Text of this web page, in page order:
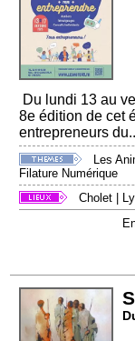
Du lundi 13 au
8e édition de cet
entrepreneurs
Les
Filature Numérique
Cholet